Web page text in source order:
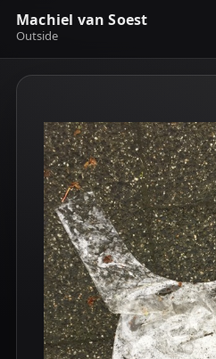
Machiel van Soest
Outside